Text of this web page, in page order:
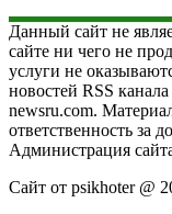
Данный сайт не
сайте ни чего не
услуги не
новостей RSS
newsru.com.
ответственность за
Администрация
Сайт от psikhoter @